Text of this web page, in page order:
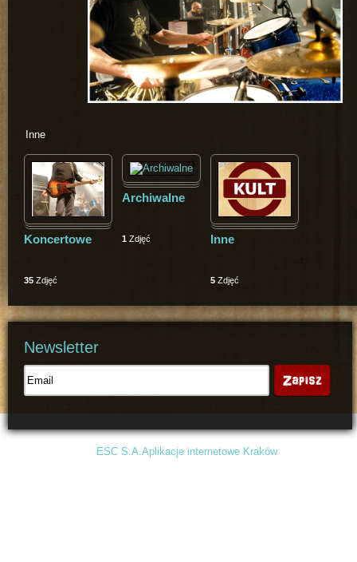
Inne
Koncertowe
35 Zdjęć
Archiwalne
1 Zdjęć Inne
5 Zdjęć
Newsletter
ESC S.A. Aplikacje internetowe KrakówGrafika: